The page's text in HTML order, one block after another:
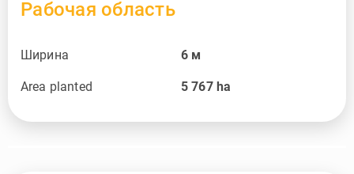
Рабочая область
Ширина 6 м
Area planted 5 767 ha